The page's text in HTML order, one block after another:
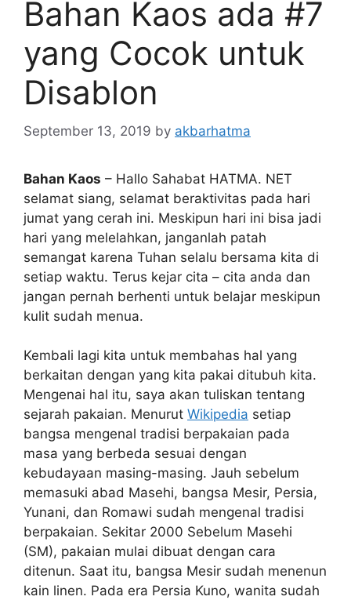
Bahan Kaos ada #7
yang Cocok untuk
Disablon
September 13, 2019 by akbarhatma
Bahan Kaos – Hallo Sahabat HATMA. NET
selamat siang, selamat beraktivitas pada hari
jumat yang cerah ini. Meskipun hari ini bisa jadi
hari yang melelahkan, janganlah patah
semangat karena Tuhan selalu bersama kita di
setiap waktu. Terus kejar cita – cita anda dan
jangan pernah berhenti untuk belajar meskipun
kulit sudah menua.
Kembali lagi kita untuk membahas hal yang
berkaitan dengan yang kita pakai ditubuh kita.
Mengenai hal itu, saya akan tuliskan tentang
sejarah pakaian. Menurut Wikipedia setiap
bangsa mengenal tradisi berpakaian pada
masa yang berbeda sesuai dengan
kebudayaan masing-masing. Jauh sebelum
memasuki abad Masehi, bangsa Mesir, Persia,
Yunani, dan Romawi sudah mengenal tradisi
berpakaian. Sekitar 2000 Sebelum Masehi
(SM), pakaian mulai dibuat dengan cara
ditenun. Saat itu, bangsa Mesir sudah menenun
kain linen. Pada era Persia Kuno, wanita sudah